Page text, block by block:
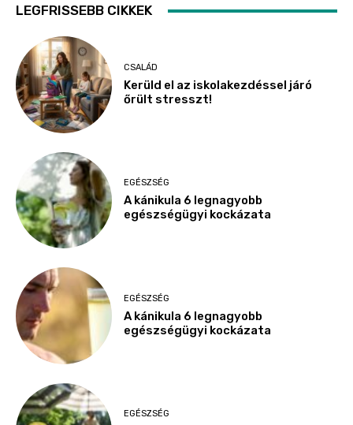
LEGFRISSEBB CIKKEK
CSALÁD
Kerüld el az iskolakezdéssel járó
őrült stresszt!
EGÉSZSÉG
A kánikula 6 legnagyobb
egészségügyi kockázata
EGÉSZSÉG
A kánikula 6 legnagyobb
egészségügyi kockázata
EGÉSZSÉG